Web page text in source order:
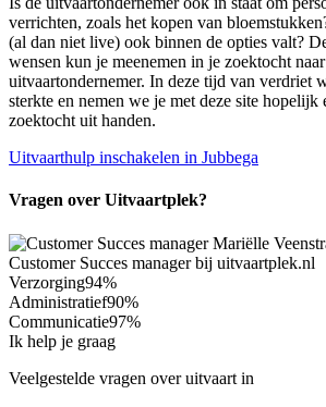
verrichten, zoals het kopen van
(al dan niet live) ook binnen de opties valt?
wensen kun je meenemen in je zoektocht
uitvaartondernemer. In deze tijd van verdriet
sterkte en nemen we je met deze site hopelijk
zoektocht uit handen.
Uitvaarthulp inschakelen in Jubbega
Vragen over Uitvaartplek?
Customer Succes manager bij uitvaartplek.nl
Verzorging94%
Administratief90%
Communicatie97%
Ik help je graag
Veelgestelde vragen over uitvaart in